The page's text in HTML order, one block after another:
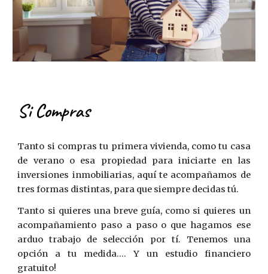
Si Compras
Tanto si compras tu primera vivienda, como tu casa
de verano o esa propiedad para iniciarte en las
inversiones inmobiliarias,aquí te acompañamos de
tres formas distintas, para que siempre decidas tú.
Tanto si quieres una breve guía, como si quieres un
acompañamiento paso a paso o que hagamos ese
arduo trabajo de selección por tí. Tenemos una
opción a tu medida.... Y un estudio financiero
gratuito!